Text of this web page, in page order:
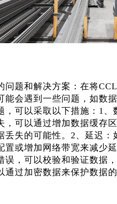
问题和解决方案：在将
能会遇到一些问题，如数
，可以采取以下措施：1
，可以通过增加数据缓存
丢失的可能性。2、延迟
置或增加网络带宽来减少
误，可以校验和验证数据
通过加密数据来保护数据